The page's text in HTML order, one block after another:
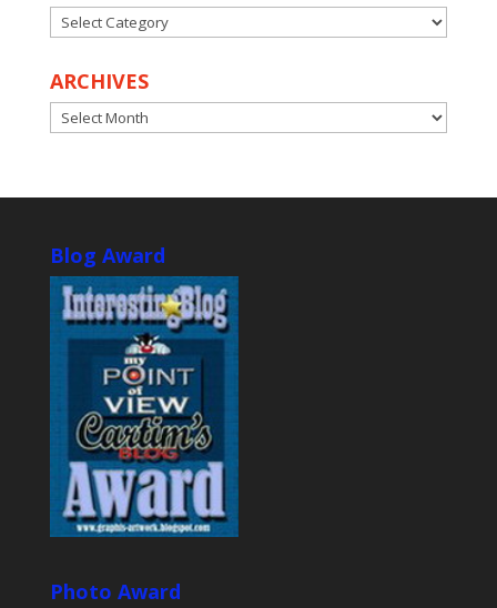
CATEGORIES
ARCHIVES
ARCHIVES
Blog Award
Photo Award